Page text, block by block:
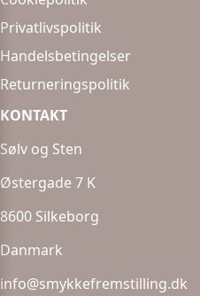
Privatlivspolitik
Handelsbetingelser
Returneringspolitik
KONTAKT
Sølv og Sten
Østergade 7 K
8600 Silkeborg
Danmark
info@smykkefremstilling.dk